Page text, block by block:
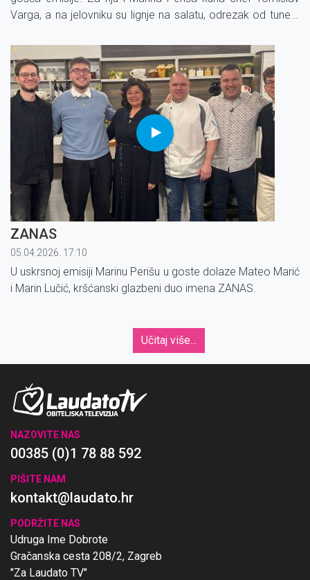
Varga, a na jelovniku su lignje na salatu, odrezak od tune s
ZANAS
05.04.2026. 17:10
U uskrsnoj emisiji Marinu Perišu u goste dolaze Mateo Marić
i Marin Lučić, kršćanski glazbeni duo imena ZANAS.
Učitaj više...
NAZOVITE NAS
00385 (0)1 78 88 592
PIŠITE NAM
kontakt@laudato.hr
PODRŽITE NAS
Udruga Ime Dobrote
Gračanska cesta 208/2, Zagreb
"Za Laudato TV"